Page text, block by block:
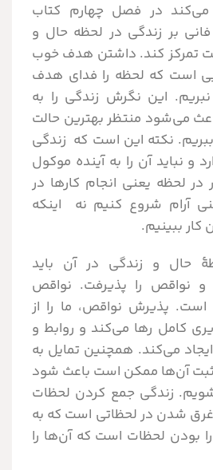
در فصل چهارم کتاب
فانی بر زندگی در لحظه حال و
تمرکز کند. داشتن هدف خوب
است که لحظه را فدای هدف
این نگرش زندگی را به
می‌شود منتظر بهترین حالت
نکته این است که زندگی
و نباید آن را به آینده موکول
لحظه یعنی انجام کارها در
آرام شروع کنیم نه اینکه
کار ببینیم.
حال و زندگی در آن باید
و نواقص را پذیرفت. نواقص
پذیرش نواقص، ما را از
کامل رها می‌کند و روابط و
می‌کند. همچنین تمایل به
ثبت آن‌ها ممکن است باعث شود
زندگی جمع کردن لحظات
شدن در لحظاتی است که به
بودن لحظات است که آن‌ها را